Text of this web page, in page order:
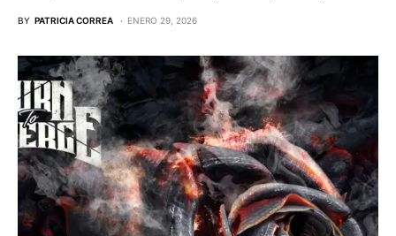
BY PATRICIA CORREA ENERO 29, 2026